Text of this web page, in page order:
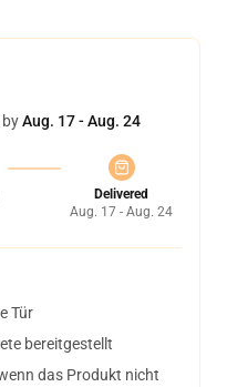
Aug. 17 - Aug. 24
Delivered
Aug. 17 - Aug. 24
Tür
bereitgestellt
das Produkt nicht